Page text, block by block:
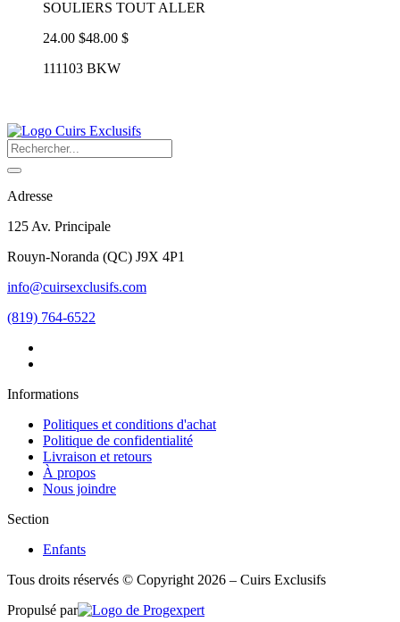
SOULIERS TOUT ALLER
24.00 $48.00 $
111103 BKW
Adresse
125 Av. Principale
Rouyn-Noranda (QC) J9X 4P1
info@cuirsexclusifs.com
(819) 764-6522
Informations
Politiques et conditions d'achat
Politique de confidentialité
Livraison et retours
À propos
Nous joindre
Section
Enfants
Tous droits réservés © Copyright 2026 – Cuirs Exclusifs
Propulsé par